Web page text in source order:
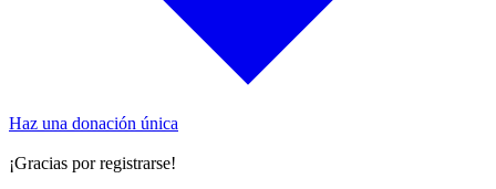
Haz una donación única
¡Gracias por registrarse!